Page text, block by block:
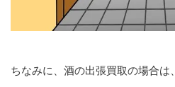
ちなみに、酒の出張買取の場合は、